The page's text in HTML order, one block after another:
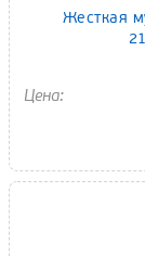
Жесткая